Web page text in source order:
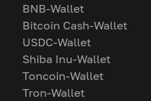
BNB-Wallet
Bitcoin Cash-Wallet
USDC-Wallet
Shiba Inu-Wallet
Toncoin-Wallet
Tron-Wallet